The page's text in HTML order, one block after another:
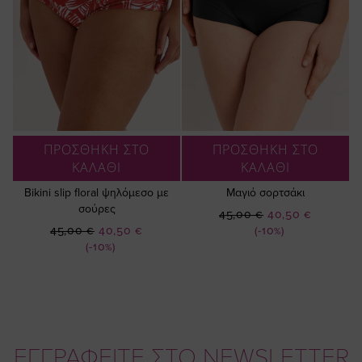
ΠΡΟΣΘΗΚΗ ΣΤΟ
ΚΑΛΑΘΙ
Bikini slip floral ψηλόμεσο με
σούρες
(-10%)
Ειδική
Τιμή
40,50 €
45,00 €
ΠΡΟΣΘΗΚΗ ΣΤΟ
ΚΑΛΑΘΙ
Μαγιό σορτσάκι
(-10%)
Ειδική
Τιμή
40,50 €
45,00 €